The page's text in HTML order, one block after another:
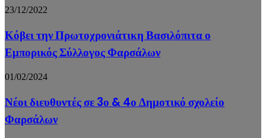
23/12/2022
Κόβει την Πρωτοχρονιάτικη Βασιλόπιτα ο
Εμπορικός Σύλλογος Φαρσάλων
01/02/2024
Νέοι διευθυντές σε 3ο & 4ο Δημοτικό σχολείο
Φαρσάλων